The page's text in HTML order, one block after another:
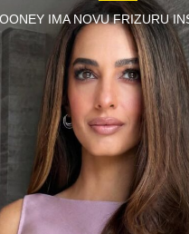
IMA NOVU FRIZURU